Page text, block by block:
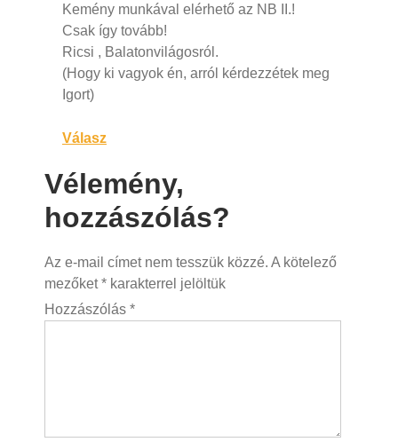
Kemény munkával elérhető az NB II.!
Csak így tovább!
Ricsi , Balatonvilágosról.
(Hogy ki vagyok én, arról kérdezzétek meg
Igort)
Válasz
Vélemény,
hozzászólás?
Az e-mail címet nem tesszük közzé. A kötelező
mezőket* karakterrel jelöltük
Hozzászólás *